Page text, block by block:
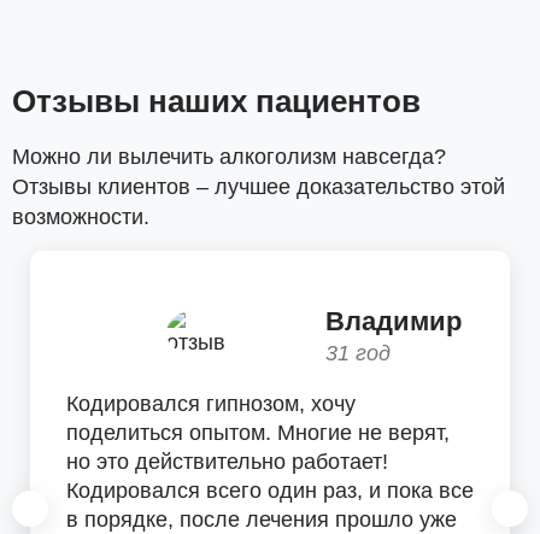
Отзывы наших пациентов
Можно ли вылечить алкоголизм навсегда?
Отзывы клиентов – лучшее доказательство этой
возможности.
Владимир
31 год
Кодировался гипнозом, хочу
поделиться опытом. Многие не верят,
но это действительно работает!
Кодировался всего один раз, и пока все
в порядке, после лечения прошло уже